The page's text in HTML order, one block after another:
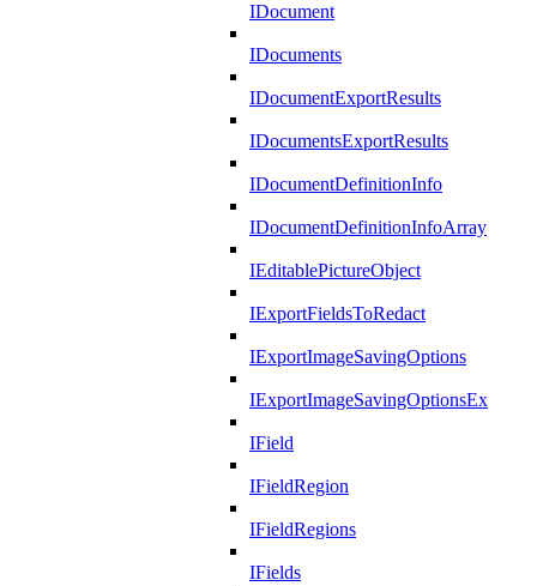
IDocument
IDocuments
IDocumentExportResults
IDocumentsExportResults
IDocumentDefinitionInfo
IDocumentDefinitionInfoArray
IEditablePictureObject
IExportFieldsToRedact
IExportImageSavingOptions
IExportImageSavingOptionsEx
IField
IFieldRegion
IFieldRegions
IFields